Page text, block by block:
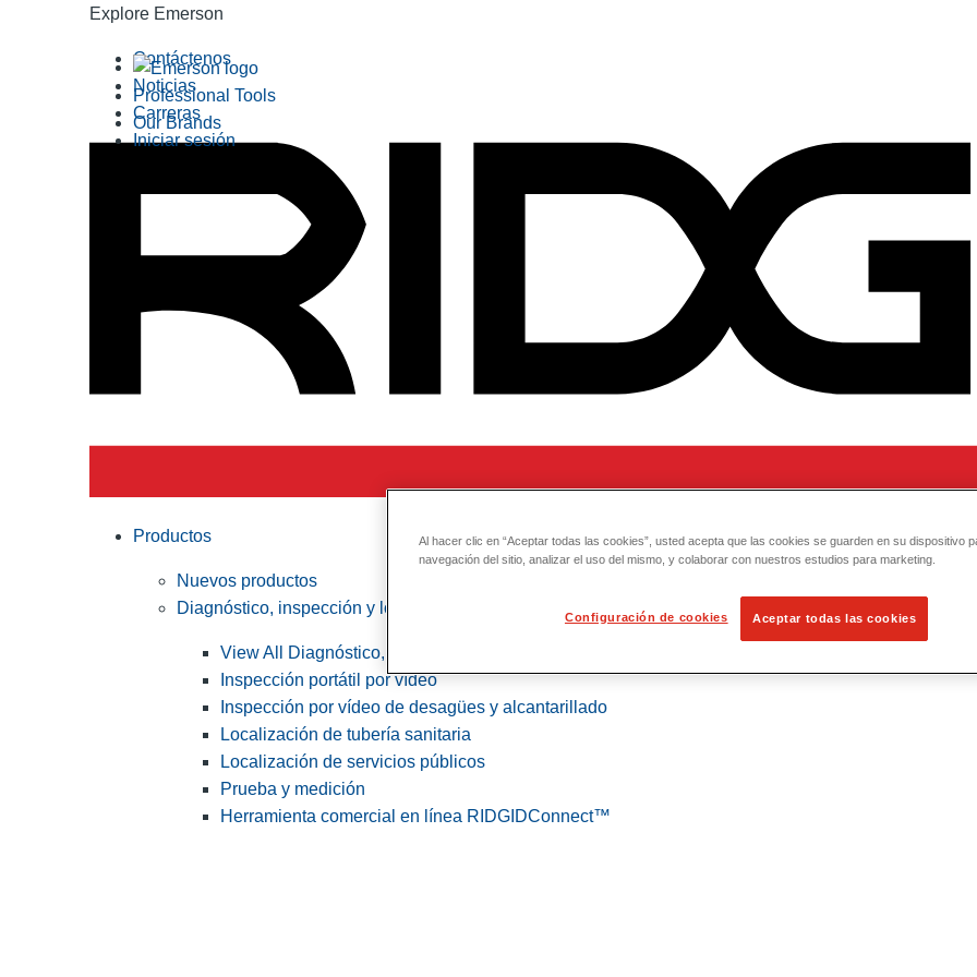
Explore Emerson
Professional Tools
Our Brands
Contáctenos
Noticias
Carreras
Iniciar sesión
Productos
Nuevos productos
Diagnóstico, inspección y localización
View All Diagnóstico, inspección y localización
Inspección portátil por vídeo
Inspección por vídeo de desagües y alcantarillado
Localización de tubería sanitaria
Localización de servicios públicos
Prueba y medición
Herramienta comercial en línea RIDGIDConnect™
Al hacer clic en “Aceptar todas las cookies”, usted acepta que las cookies se guarden en su dispositivo
navegación del sitio, analizar el uso del mismo, y colaborar con nuestros estudios para marketing.
Configuración de cookies Aceptar todas las cookies